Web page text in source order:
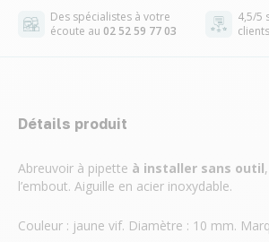
Des spécialistes à votre
écoute au 02 52 59 77 03
4,5/5
clients
Détails produit
Abreuvoir à pipette à installer sans outil
l’embout. Aiguille en acier inoxydable.
Couleur : jaune vif. Diamètre : 10 mm.